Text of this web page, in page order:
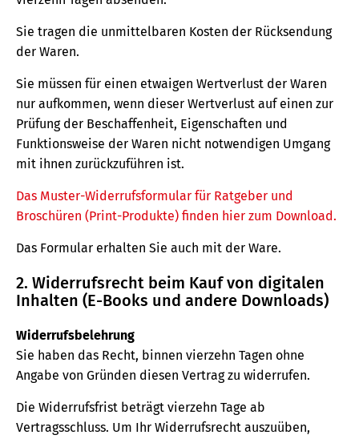
Sie tragen die unmittelbaren Kosten der Rücksendung
der Waren.
Sie müssen für einen etwaigen Wertverlust der Waren
nur aufkommen, wenn dieser Wertverlust auf einen zur
Prüfung der Beschaffenheit, Eigenschaften und
Funktionsweise der Waren nicht notwendigen Umgang
mit ihnen zurückzuführen ist.
Das Muster-Widerrufsformular für Ratgeber und
Broschüren (Print-Produkte) finden hier zum Download.
Das Formular erhalten Sie auch mit der Ware.
2. Widerrufsrecht beim Kauf von digitalen
Inhalten (E-Books und andere Downloads)
Widerrufsbelehrung
Sie haben das Recht, binnen vierzehn Tagen ohne
Angabe von Gründen diesen Vertrag zu widerrufen.
Die Widerrufsfrist beträgt vierzehn Tage ab
Vertragsschluss. Um Ihr Widerrufsrecht auszuüben,